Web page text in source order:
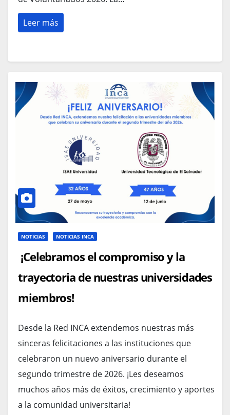
Leer más
NOTICIAS NOTICIAS INCA
¡Celebramos el compromiso y la
trayectoria de nuestras universidades
miembros!
Desde la Red INCA extendemos nuestras más
sinceras felicitaciones a las instituciones que
celebraron un nuevo aniversario durante el
segundo trimestre de 2026. ¡Les deseamos
muchos años más de éxitos, crecimiento y aportes
a la comunidad universitaria!